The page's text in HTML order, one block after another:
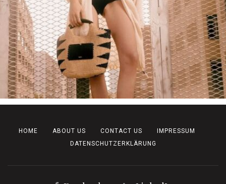
HOME ABOUT US CONTACT US
IMPRESSUM
DATENSCHUTZERKLÄRUNG